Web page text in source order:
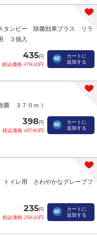
ンピー 除菌効果プラス リラ
３個入
435円
税込価格 478.50円
カートに
追加する
菌 ３７０ｍｌ
398円
税込価格 437.80円
カートに
追加する
イレ用 さわやかなグレープフ
235円
税込価格 258.50円
カートに
追加する